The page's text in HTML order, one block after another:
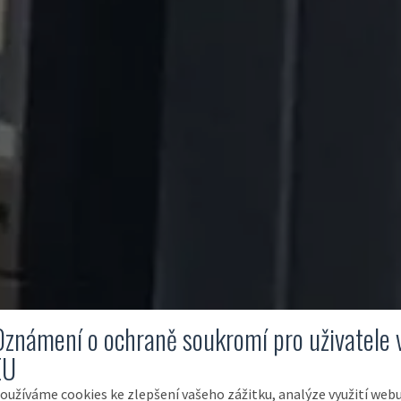
o ochraně soukromí pro uživatele
cookies ke zlepšení vašeho zážitku, analýze využití